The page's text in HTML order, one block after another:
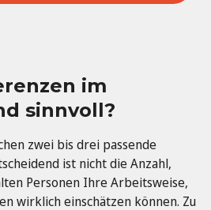
im
sinnvoll?
zwei bis drei passende
ist nicht die Anzahl,
Personen Ihre Arbeitsweise,
wirklich einschätzen können. Zu